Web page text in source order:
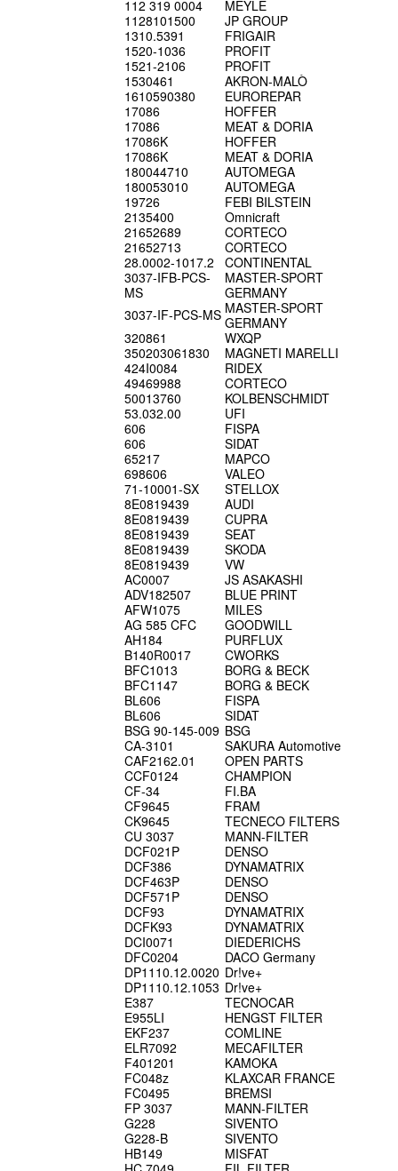
112 319 0004
MEYLE
1128101500
JP GROUP
1310.5391
FRIGAIR
1520-1036
PROFIT
1521-2106
PROFIT
1530461
AKRON-MALÒ
1610590380
EUROREPAR
17086
HOFFER
17086
MEAT & DORIA
17086K
HOFFER
17086K
MEAT & DORIA
180044710
AUTOMEGA
180053010
AUTOMEGA
19726
FEBI BILSTEIN
2135400
Omnicraft
21652689
CORTECO
21652713
CORTECO
28.0002-1017.2
CONTINENTAL
3037-IFB-PCS-
MS
MASTER-SPORT
GERMANY
3037-IF-PCS-MS MASTER-SPORT
GERMANY
320861
WXQP
350203061830
MAGNETI MARELLI
424I0084
RIDEX
49469988
CORTECO
50013760
KOLBENSCHMIDT
53.032.00
UFI
606
FISPA
606
SIDAT
65217
MAPCO
698606
VALEO
71-10001-SX
STELLOX
8E0819439
AUDI
8E0819439
CUPRA
8E0819439
SEAT
8E0819439
SKODA
8E0819439
VW
AC0007
JS ASAKASHI
ADV182507
BLUE PRINT
AFW1075
MILES
AG 585 CFC
GOODWILL
AH184
PURFLUX
B140R0017
CWORKS
BFC1013
BORG & BECK
BFC1147
BORG & BECK
BL606
FISPA
BL606
SIDAT
BSG 90-145-009 BSG
CA-3101
SAKURA Automotive
CAF2162.01
OPEN PARTS
CCF0124
CHAMPION
CF-34
FI.BA
CF9645
FRAM
CK9645
TECNECO FILTERS
CU 3037
MANN-FILTER
DCF021P
DENSO
DCF386
DYNAMATRIX
DCF463P
DENSO
DCF571P
DENSO
DCF93
DYNAMATRIX
DCFK93
DYNAMATRIX
DCI0071
DIEDERICHS
DFC0204
DACO Germany
DP1110.12.0020 Dr!ve+
DP1110.12.1053 Dr!ve+
E387
TECNOCAR
E955LI
HENGST FILTER
EKF237
COMLINE
ELR7092
MECAFILTER
F401201
KAMOKA
FC048z
KLAXCAR FRANCE
FC0495
BREMSI
FP 3037
MANN-FILTER
G228
SIVENTO
G228-B
SIVENTO
HB149
MISFAT